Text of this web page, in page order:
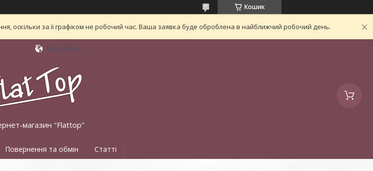
Кошик
оскільки за її графіком не робочий час. Ваша заявка буде оброблена в найближчий робочий день.
Київ, Україна
магазин "Flattop"
Повернення та обмін Статті